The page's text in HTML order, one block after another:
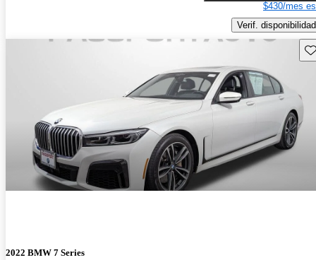
$430/mes
Verif. disponibilidad
2022 BMW 7 Series